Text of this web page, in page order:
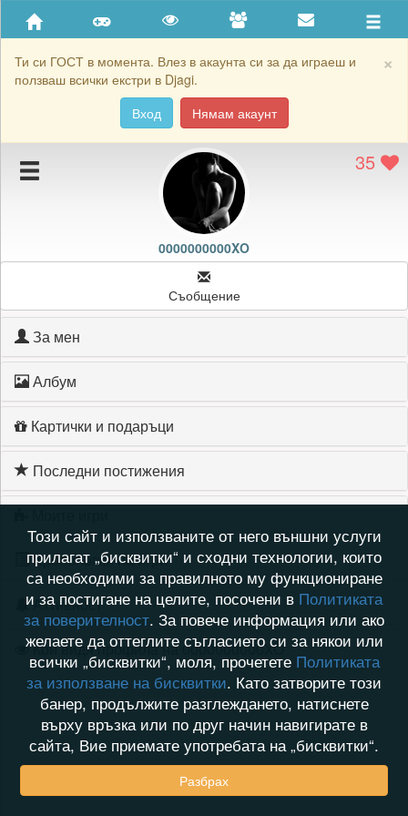
×
Ти си ГОСТ в момента. Влез в акаунта си за да играеш и
ползваш всички екстри в Djagi.
Вход
Нямам акаунт
Приятели
Хронология на игри
Подаръците на 0000000000XO
Картичките на 0000000000XO
Блокирай 0000000000XO
35
0000000000XO
Съобщение
За мен
Албум
Картички и подаръци
Последни постижения
Хронология на игри
Активност
Кой видя профила на 0000000000XO
Този сайт и използваните от него външни услуги
прилагат „бисквитки“ и сходни технологии, които
са необходими за правилното му функциониране
и за постигане на целите, посочени в Политиката
за поверителност. За повече информация или ако
желаете да оттеглите съгласието си за някои или
всички „бисквитки“, моля, прочетете Политиката
за използване на бисквитки. Като затворите този
банер, продължите разглеждането, натиснете
върху връзка или по друг начин навигирате в
сайта, Вие приемате употребата на „бисквитки“.
Разбрах